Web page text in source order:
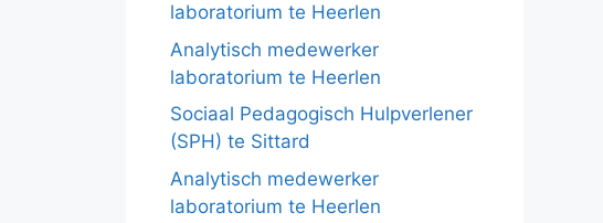
laboratorium te Heerlen
Analytisch medewerker
laboratorium te Heerlen
Sociaal Pedagogisch Hulpverlener
(SPH) te Sittard
Analytisch medewerker
laboratorium te Heerlen